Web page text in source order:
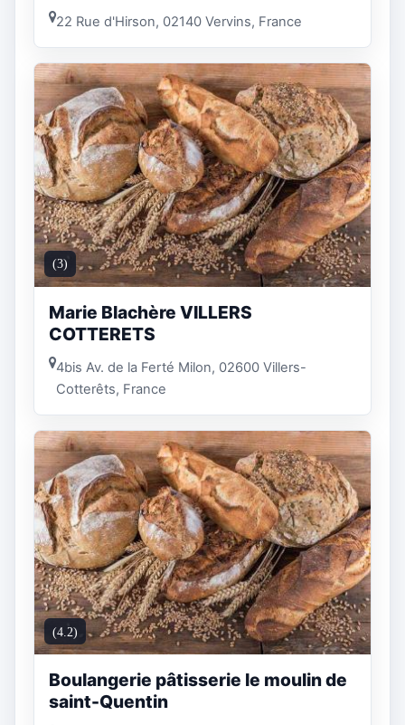
22 Rue d'Hirson, 02140 Vervins, France
(3)
Marie Blachère VILLERS
COTTERETS
4bis Av. de la Ferté Milon, 02600 Villers-
Cotterêts, France
(4.2)
Boulangerie pâtisserie le moulin de
saint-Quentin